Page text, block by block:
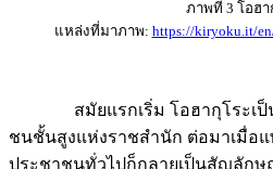
ชนชั้นสูงแห่งราชสำนัก ต่อมาเมื่อ
ประชาชนทั่วไปก็กลายเป็นสัญลักษ
โดยเฉพาะผู้หญิงที่ผ่านพิธีบรรลุนิติ